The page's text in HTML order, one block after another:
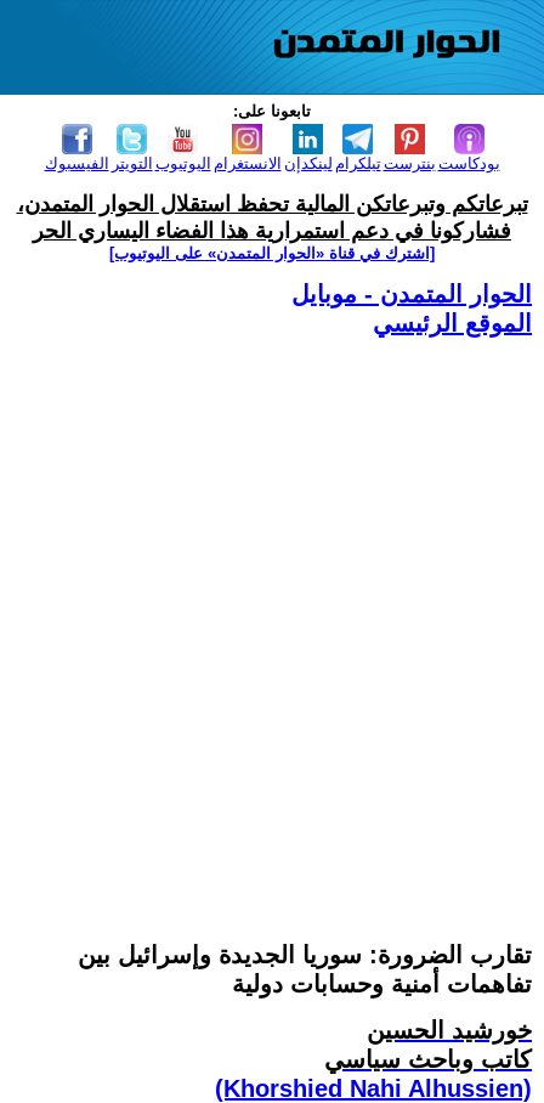
تابعونا على:
الفيسبوك التويتر اليوتيوب الانستغرام لينكدإن تيلكرامبنترست بودكاست
تبرعاتكم وتبرعاتكن المالية تحفظ استقلال الحوار المتمدن،
فشاركونا في دعم استمرارية هذا الفضاء اليساري الحر
[اشترك في قناة ‫«الحوار المتمدن» على اليوتيوب]
الحوار المتمدن - موبايل
الموقع الرئيسي
تقارب الضرورة: سوريا الجديدة وإسرائيل بين
تفاهمات أمنية وحسابات دولية
خورشيد الحسين
كاتب وباحث سياسي
(Khorshied Nahi Alhussien)